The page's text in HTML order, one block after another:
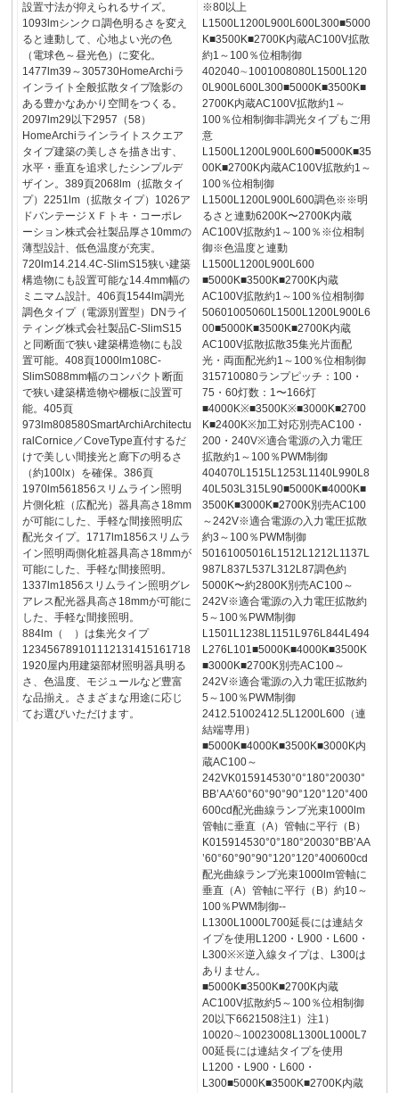
設置寸法が抑えられるサイズ。
1093lmシンクロ調色明るさを変え
ると連動して、心地よい光の色
（電球色～昼光色）に変化。
1477lm39～305730HomeArchiラ
インライト全般拡散タイプ陰影の
ある豊かなあかり空間をつくる。
2097lm29以下2957（58）
HomeArchiラインライトスクエア
タイプ建築の美しさを描き出す、
水平・垂直を追求したシンプルデ
ザイン。389頁2068lm（拡散タイ
プ）2251lm（拡散タイプ）1026ア
ドバンテージＸＦトキ・コーポレ
ーション株式会社製品厚さ10mmの
薄型設計、低色温度が充実。
720lm14.214.4C-SlimS15狭い建築
構造物にも設置可能な14.4mm幅の
ミニマム設計。406頁1544lm調光
調色タイプ（電源別置型）DNライ
ティング株式会社製品C-SlimS15
と同断面で狭い建築構造物にも設
置可能。408頁1000lm108C-
SlimS088mm幅のコンパクト断面
で狭い建築構造物や棚板に設置可
能。405頁
973lm808580SmartArchiArchitectu
ralCornice／CoveType直付するだ
けで美しい間接光と廊下の明るさ
（約100lx）を確保。386頁
1970lm561856スリムライン照明
片側化粧（広配光）器具高さ18mm
が可能にした、手軽な間接照明広
配光タイプ。1717lm1856スリムラ
イン照明両側化粧器具高さ18mmが
可能にした、手軽な間接照明。
1337lm1856スリムライン照明グレ
アレス配光器具高さ18mmが可能に
した、手軽な間接照明。
884lm（ ）は集光タイプ
123456789101112131415161718
1920屋内用建築部材照明器具明る
さ、色温度、モジュールなど豊富
な品揃え。さまざまな用途に応じ
てお選びいただけます。
※80以上
L1500L1200L900L600L300■5000
K■3500K■2700K内蔵AC100V拡散
約1～100％位相制御
402040∼1001008080L1500L120
0L900L600L300■5000K■3500K■
2700K内蔵AC100V拡散約1～
100％位相制御非調光タイプもご用
意
L1500L1200L900L600■5000K■35
00K■2700K内蔵AC100V拡散約1～
100％位相制御
L1500L1200L900L600調色※※明
るさと連動6200K〜2700K内蔵
AC100V拡散約1～100％※位相制
御※色温度と連動
L1500L1200L900L600
■5000K■3500K■2700K内蔵
AC100V拡散約1～100％位相制御
50601005060L1500L1200L900L6
00■5000K■3500K■2700K内蔵
AC100V拡散拡散35集光片面配
光・両面配光約1～100％位相制御
315710080ランプピッチ：100・
75・60灯数：1〜166灯
■4000K※■3500K※■3000K■2700
K■2400K※加工対応別売AC100・
200・240V※適合電源の入力電圧
拡散約1～100％PWM制御
404070L1515L1253L1140L990L8
40L503L315L90■5000K■4000K■
3500K■3000K■2700K別売AC100
～242V※適合電源の入力電圧拡散
約3～100％PWM制御
50161005016L1512L1212L1137L
987L837L537L312L87調色約
5000K〜約2800K別売AC100～
242V※適合電源の入力電圧拡散約
5～100％PWM制御
L1501L1238L1151L976L844L494
L276L101■5000K■4000K■3500K
■3000K■2700K別売AC100～
242V※適合電源の入力電圧拡散約
5～100％PWM制御
2412.51002412.5L1200L600（連
結端専用）
■5000K■4000K■3500K■3000K内
蔵AC100～
242VK015914530°0°180°20030°
BB’AA’60°60°90°90°120°120°400
600cd配光曲線ランプ光束1000lm
管軸に垂直（A）管軸に平行（B）
K015914530°0°180°20030°BB’AA
’60°60°90°90°120°120°400600cd
配光曲線ランプ光束1000lm管軸に
垂直（A）管軸に平行（B）約10～
100％PWM制御--
L1300L1000L700延長には連結タ
イプを使用L1200・L900・L600・
L300※※逆入線タイプは、L300は
ありません。
■5000K■3500K■2700K内蔵
AC100V拡散約5～100％位相制御
20以下6621508注1）注1）
10020∼10023008L1300L1000L7
00延長には連結タイプを使用
L1200・L900・L600・
L300■5000K■3500K■2700K内蔵